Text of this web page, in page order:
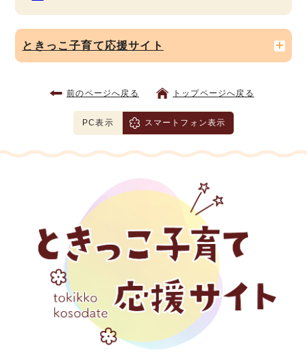
ときっこ子育て応援サイト
前のページへ戻る トップページへ戻る
PC表示 スマートフォン表示